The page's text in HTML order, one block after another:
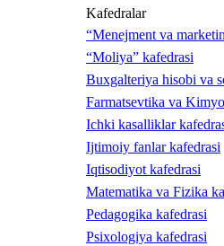
Kafedralar
“Menejment va
“Moliya” kafedrasi
Buxgalteriya hisobi va
Farmatsevtika va
Ichki kasalliklar
Ijtimoiy fanlar kafedrasi
Iqtisodiyot kafedrasi
Matematika va Fizika
Pedagogika kafedrasi
Psixologiya kafedrasi